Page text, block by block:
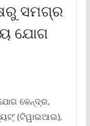
ସମଗ୍ର
ଯୋଗ
କେନ୍ଦ୍ର,
(ଟିୱାଇଆଇ),